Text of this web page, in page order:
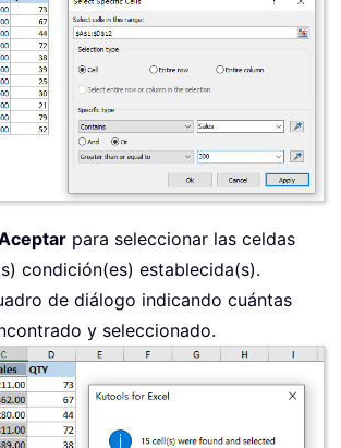
para seleccionar las celdas
condición(es) establecida(s).
de diálogo indicando cuántas
y seleccionado.